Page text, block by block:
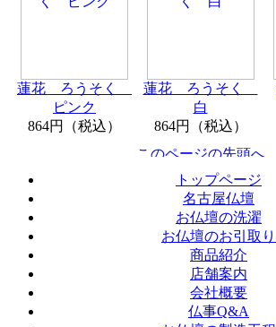
蓮花 ろうそく
ピンク
864円（税込）
蓮花 ろうそく
白
864円（税込）
トップページ
名古屋仏壇
お仏壇の洗濯
お仏壇のお引取り
商品紹介
店舗案内
会社概要
仏事Q&A